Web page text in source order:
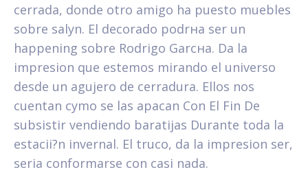
cerrada, donde otro amigo ha puesto muebles
sobre salуn. El decorado podrнa ser un
happening sobre Rodrigo Garcнa. Da la
impresion que estemos mirando el universo
desde un agujero de cerradura. Ellos nos
cuentan cуmo se las apaсan Con El Fin De
subsistir vendiendo baratijas Durante toda la
estacii?n invernal. El truco, da la impresion ser,
seri­a conformarse con casi nada.